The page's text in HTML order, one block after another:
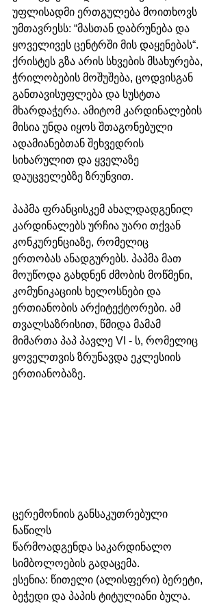
უფლისადმი ერთგულება მოითხოვს
უმთავრესს: “მასთან დაბრუნება და
ყოველივეს ცენტრში მის დაყენებას“.
ქრისტეს გზა არის სხვების მსახურება,
ჭრილობების მოშუშება, ცოდვისგან
განთავისუფლება და სუსტთა
მხარდაჭერა. ამიტომ კარდინალების
მისია უნდა იყოს შთაგონებული
ადამიანებთან შეხვედრის
სიხარულით და ყველაზე
დაუცველებზე ზრუნვით.
პაპმა ფრანცისკემ ახალდადგენილ
კარდინალებს ურჩია უარი თქვან
კონკურენციაზე, რომელიც
ერთობას ანადგურებს. პაპმა მათ
მოუწოდა გახდნენ ძმობის მოწმენი,
კომუნიკაციის ხელოსნები და
ერთიანობის არქიტექტორები. ამ
თვალსაზრისით, წმიდა მამამ
მიმართა პაპ პავლე VI - ს, რომელიც
ყოველთვის ზრუნავდა ეკლესიის
ერთიანობაზე.
ცერემონიის განსაკუთრებული
ნაწილს
წარმოადგენდა საკარდინალო
სიმბოლოების გადაცემა.
ესენია: წითელი (ალისფერი) ბერეტი,
ბეჭედი და პაპის ტიტულიანი ბულა.